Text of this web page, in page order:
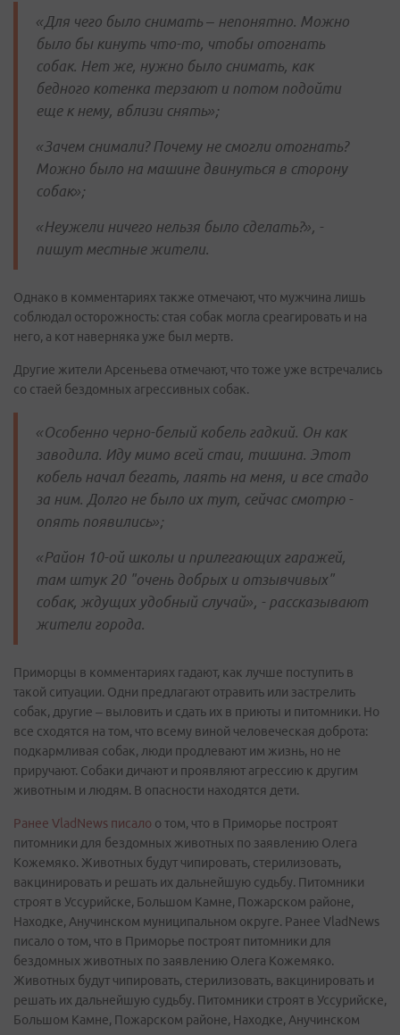
«Для чего было снимать – непонятно. Можно
было бы кинуть что-то, чтобы отогнать
собак. Нет же, нужно было снимать, как
бедного котенка терзают и потом подойти
еще к нему, вблизи снять»;
«Зачем снимали? Почему не смогли отогнать?
Можно было на машине двинуться в сторону
собак»;
«Неужели ничего нельзя было сделать?», -
пишут местные жители.
Однако в комментариях также отмечают, что мужчина лишь
соблюдал осторожность: стая собак могла среагировать и на
него, а кот наверняка уже был мертв.
Другие жители Арсеньева отмечают, что тоже уже встречались
со стаей бездомных агрессивных собак.
«Особенно черно-белый кобель гадкий. Он как
заводила. Иду мимо всей стаи, тишина. Этот
кобель начал бегать, лаять на меня, и все стадо
за ним. Долго не было их тут, сейчас смотрю -
опять появились»;
«Район 10-ой школы и прилегающих гаражей,
там штук 20 "очень добрых и отзывчивых"
собак, ждущих удобный случай», - рассказывают
жители города.
Приморцы в комментариях гадают, как лучше поступить в
такой ситуации. Одни предлагают отравить или застрелить
собак, другие – выловить и сдать их в приюты и питомники. Но
все сходятся на том, что всему виной человеческая доброта:
подкармливая собак, люди продлевают им жизнь, но не
приручают. Собаки дичают и проявляют агрессию к другим
животным и людям. В опасности находятся дети.
Ранее VladNews писало о том, что в Приморье построят
питомники для бездомных животных по заявлению Олега
Кожемяко. Животных будут чипировать, стерилизовать,
вакцинировать и решать их дальнейшую судьбу. Питомники
строят в Уссурийске, Большом Камне, Пожарском районе,
Находке, Анучинском муниципальном округе. Ранее VladNews
писало о том, что в Приморье построят питомники для
бездомных животных по заявлению Олега Кожемяко.
Животных будут чипировать, стерилизовать, вакцинировать и
решать их дальнейшую судьбу. Питомники строят в Уссурийске,
Большом Камне, Пожарском районе, Находке, Анучинском